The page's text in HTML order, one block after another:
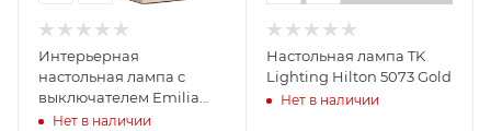
Интерьерная
настольная лампа с
выключателем Emilia
APL.723.04.01
Нет в наличии
Настольная лампа TK
Lighting Hilton 5073 Gold
Нет в наличии